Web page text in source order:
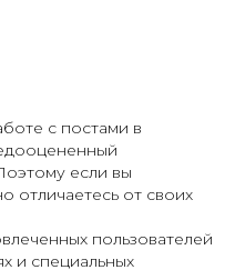
с постами в
если вы
отличаетесь от своих
пользователей
и специальных